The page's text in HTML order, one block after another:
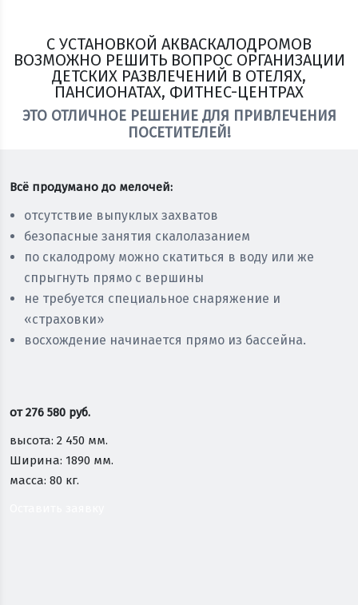
С УСТАНОВКОЙ АКВАСКАЛОДРОМОВ
ВОЗМОЖНО РЕШИТЬ ВОПРОС ОРГАНИЗАЦИИ
ДЕТСКИХ РАЗВЛЕЧЕНИЙ В ОТЕЛЯХ,
ПАНСИОНАТАХ, ФИТНЕС-ЦЕНТРАХ
ЭТО ОТЛИЧНОЕ РЕШЕНИЕ ДЛЯ ПРИВЛЕЧЕНИЯ
ПОСЕТИТЕЛЕЙ!
Всё продумано до мелочей:
отсутствие выпуклых захватов
безопасные занятия скалолазанием
по скалодрому можно скатиться в воду или же
спрыгнуть прямо с вершины
не требуется специальное снаряжение и
«страховки»
восхождение начинается прямо из бассейна.
от276 580 руб.
высота: 2 450 мм.
Ширина: 1890 мм.
масса: 80 кг.